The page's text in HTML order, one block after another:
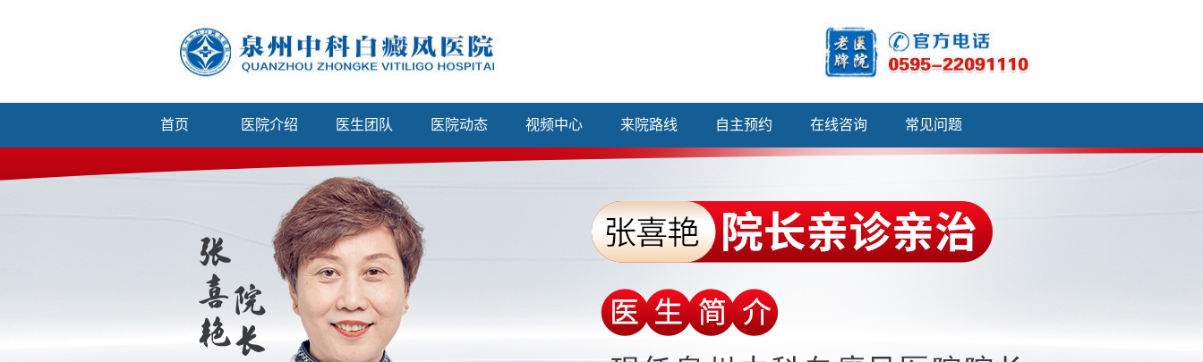
首页 医院介绍 医生团队 医院动态 视频中心 来院路线 自主预约 在线咨询 常见问题